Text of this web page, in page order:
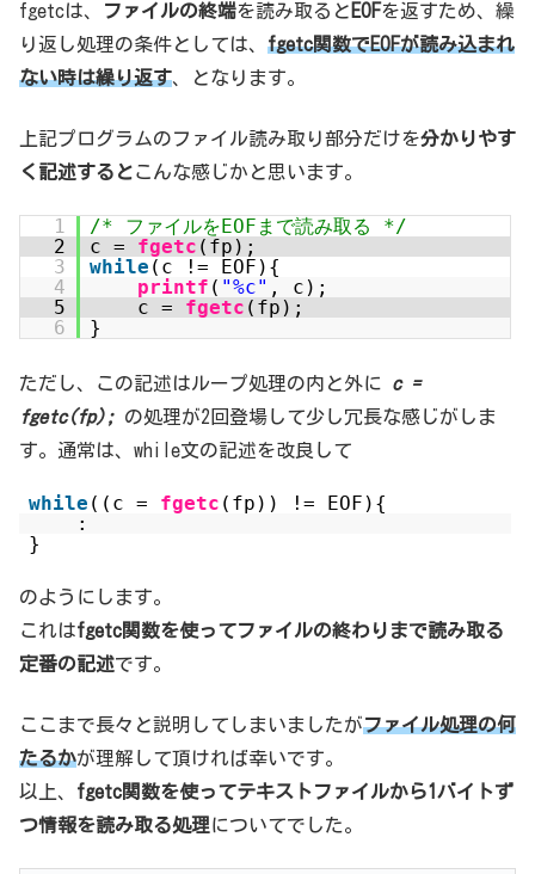
fgetcは、 ファイルの終端を読み取ると EOFを返すため、繰
り返し処理の条件としては、 fgetc関数でEOFが読み込まれ
ない時は繰り返す、となります。
上記プログラムのファイル読み取り部分だけを分かりやす
く記述するとこんな感じかと思います。
1
/* ファイルをEOFまで読み取る */
2
c = fgetc (fp);
3
while (c != EOF){
4
printf ( "%c" , c);
5
c = fgetc (fp);
6
}
ただし、この記述はループ処理の内と外に c =
fgetc(fp); の処理が2回登場して少し冗長な感じがしま
す。通常は、while文の記述を改良して
while ((c = fgetc (fp)) != EOF){
:
}
のようにします。
これはfgetc関数を使ってファイルの終わりまで読み取る
定番の記述です。
ここまで長々と説明してしまいましたがファイル処理の何
たるかが理解して頂ければ幸いです。
以上、 fgetc関数を使ってテキストファイルから1バイトず
つ情報を読み取る処理についてでした。